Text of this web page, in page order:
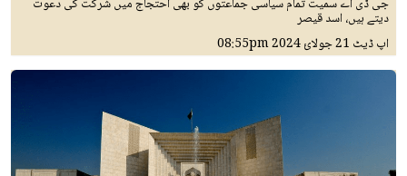
جی ڈی اے سمیت تمام سیاسی جماعتوں کو بھی احتجاج میں شرکت کی دعوت
دیتے ہیں، اسد قیصر
اپ ڈیٹ 21 جولائ 2024 08:55pm